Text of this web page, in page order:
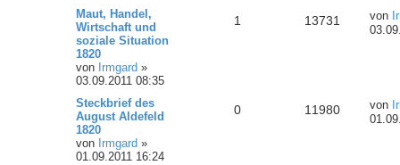
Maut, Handel,
Wirtschaft und
soziale Situation
1820
von Irmgard »
03.09.2011 08:35
1 13731 von
Steckbrief des
August Aldefeld
1820
von Irmgard »
01.09.2011 16:24
0 11980 von